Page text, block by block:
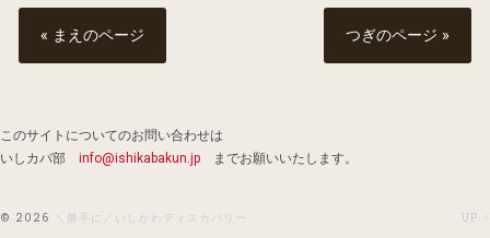
« まえのページ つぎのページ »
このサイトについてのお問い合わせは
いしカバ部 info@ishikabakun.jp までお願いいたします。
© 2026 ＼勝手に／いしかわディスカバリー UP ↑